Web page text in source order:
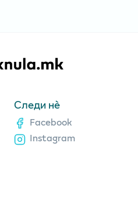
Следи нè
Facebook
Instagram